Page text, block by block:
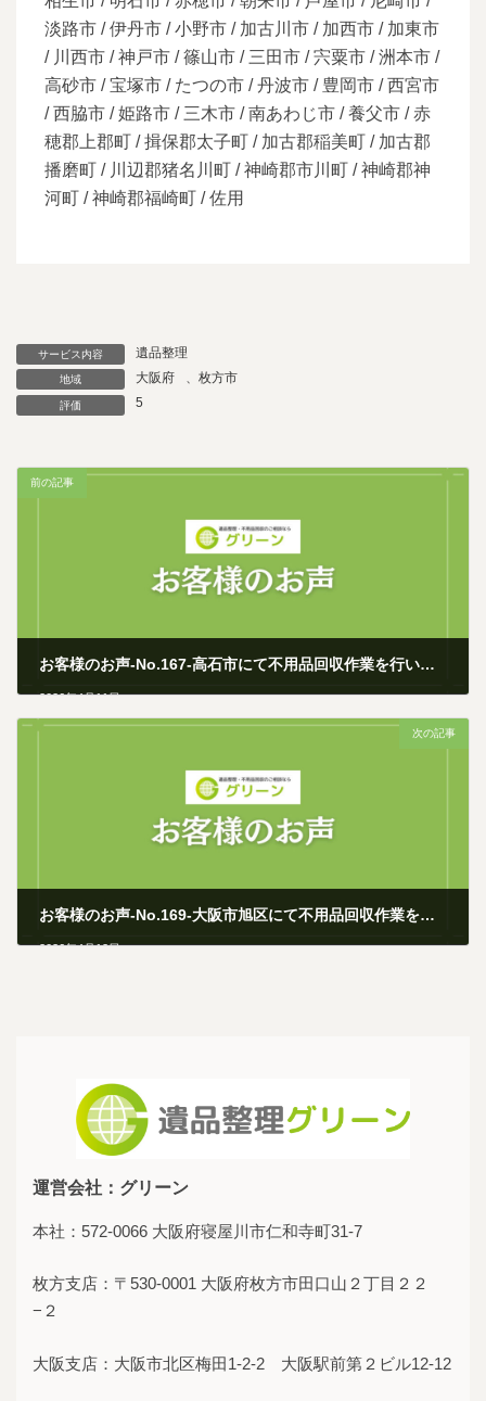
淡路市 / 伊丹市 / 小野市 / 加古川市 / 加西市 / 加東市
/ 川西市 / 神戸市 / 篠山市 / 三田市 / 宍粟市 / 洲本市 /
高砂市 / 宝塚市 / たつの市 / 丹波市 / 豊岡市 / 西宮市
/ 西脇市 / 姫路市 / 三木市 / 南あわじ市 / 養父市 / 赤
穂郡上郡町 / 揖保郡太子町 / 加古郡稲美町 / 加古郡
播磨町 / 川辺郡猪名川町 / 神崎郡市川町 / 神崎郡神
河町 / 神崎郡福崎町 / 佐用
サービス内容 遺品整理
地域 大阪府 、 枚方市
評価 5
前の記事
お客様のお声-No.167-高石市にて不用品回収作業を行いました
2026年4月11日
次の記事
お客様のお声-No.169-大阪市旭区にて不用品回収作業を行いました
2026年4月12日
運営会社：グリーン
本社：572-0066 大阪府寝屋川市仁和寺町31-7
枚方支店：〒530-0001 大阪府枚方市田口山２丁目２２
−２
大阪支店：大阪市北区梅田1-2-2 大阪駅前第２ビル12-12